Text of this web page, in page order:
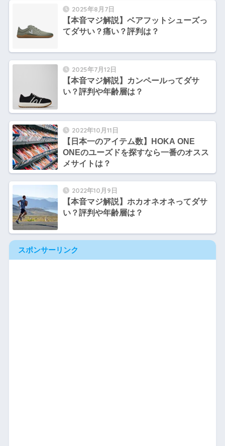
2025年8月7日
【本音マジ解説】ベアフットシューズっ
てダサい？痛い？評判は？
2025年7月12日
【本音マジ解説】カンペールってダサ
い？評判や年齢層は？
2022年10月11日
【日本一のアイテム数】HOKA ONE
ONEのユーズドを探すなら一番のオスス
メサイトは？
2022年10月9日
【本音マジ解説】ホカオネオネってダサ
い？評判や年齢層は？
スポンサーリンク